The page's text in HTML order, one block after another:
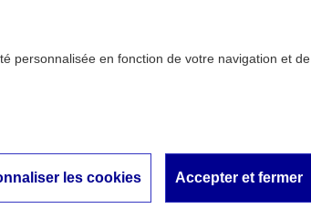
quelles
personnalisée en fonction de votre navigation et de
les cookies Accepter et fermer